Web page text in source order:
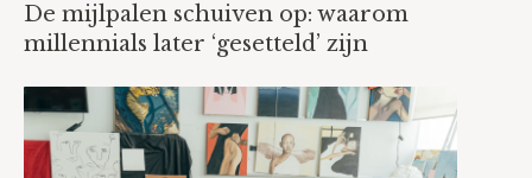
De mijlpalen schuiven op: waarom
millennials later ‘gesetteld’ zijn